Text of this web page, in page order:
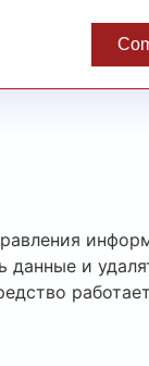
данные и